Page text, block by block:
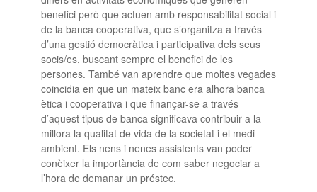
benefici però que actuen amb responsabilitat social i
de la banca cooperativa, que s’organitza a través
d’una gestió democràtica i participativa dels seus
socis/es, buscant sempre el benefici de les
persones. També van aprendre que moltes vegades
coincidia en que un mateix banc era alhora banca
ètica i cooperativa i que finançar-se a través
d’aquest tipus de banca significava contribuir a la
millora la qualitat de vida de la societat i el medi
ambient. Els nens i nenes assistents van poder
conèixer la importància de com saber negociar a
l’hora de demanar un préstec.